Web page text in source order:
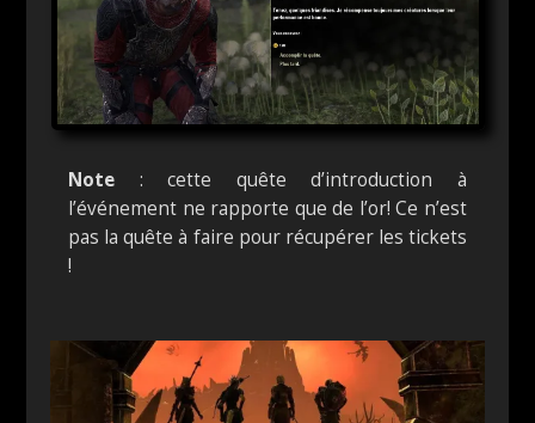
Note : cette quête d’introduction à
l’événement ne rapporte que de l’or! Ce n’est
pas la quête à faire pour récupérer les tickets
!